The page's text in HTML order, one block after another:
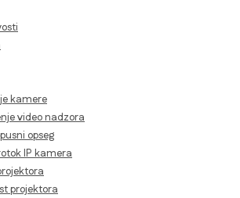
kamere
video nadzora
opseg
IP kamera
projektora